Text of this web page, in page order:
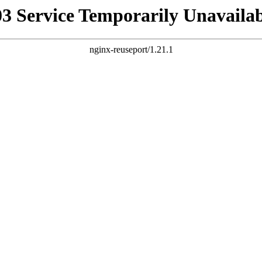
Service Temporarily
nginx-reuseport/1.21.1